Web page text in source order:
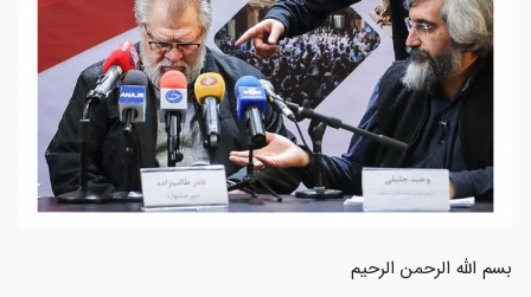
بسم الله الرحمن الرحیم